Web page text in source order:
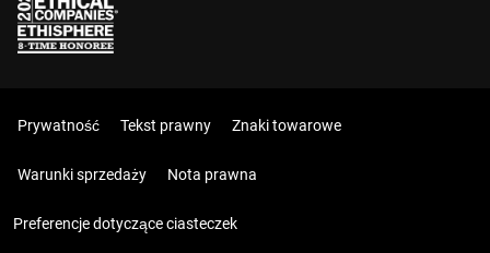
Prywatność Tekst prawny Znaki towarowe
Warunki sprzedaży Nota prawna
Preferencje dotyczące ciasteczek